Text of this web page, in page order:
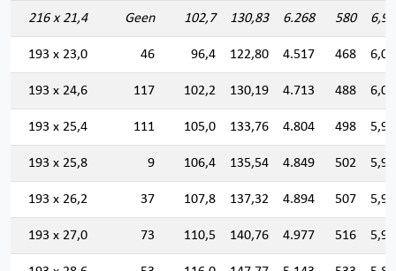
216 x 21,4 Geen 102,7 130,83 6.268 580
193 x 23,0 46 96,4 122,80 4.517 468
193 x 24,6 117 102,2 130,19 4.713 488
193 x 25,4 111 105,0 133,76 4.804 498
193 x 25,8 9 106,4 135,54 4.849 502
193 x 26,2 37 107,8 137,32 4.894 507
193 x 27,0 73 110,5 140,76 4.977 516